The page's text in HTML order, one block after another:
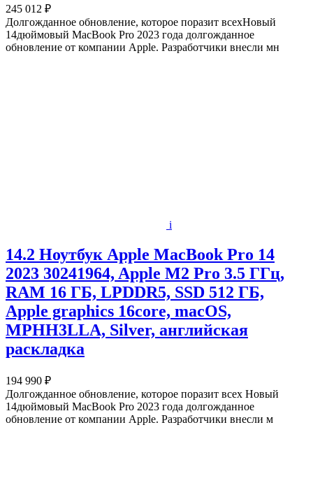
245 012 ₽
Долгожданное обновление, которое поразит всехНовый
14дюймовый MacBook Pro 2023 года долгожданное
обновление от компании Apple. Разработчики внесли мн
i
14.2 Ноутбук Apple MacBook Pro 14
2023 30241964, Apple M2 Pro 3.5 ГГц,
RAM 16 ГБ, LPDDR5, SSD 512 ГБ,
Apple graphics 16core, macOS,
MPHH3LLA, Silver, английская
раскладка
194 990 ₽
Долгожданное обновление, которое поразит всех Новый
14дюймовый MacBook Pro 2023 года долгожданное
обновление от компании Apple. Разработчики внесли м